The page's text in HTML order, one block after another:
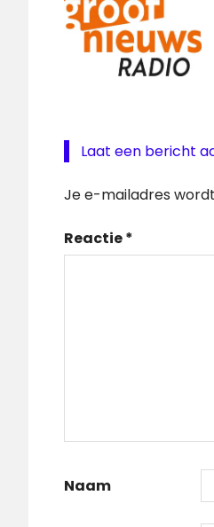
Laat een bericht
Je e-mailadres
Reactie*
Naam